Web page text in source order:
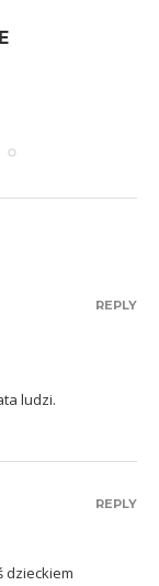
ludzi.
REPLY
dzieckiem
REPLY